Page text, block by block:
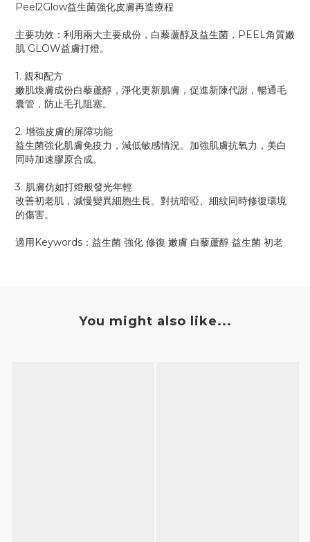
Peel2Glow益生菌強化皮膚再造療程
主要功效：利用兩大主要成份，白藜蘆醇及益生菌，PEEL角質嫩
肌 GLOW益膚打燈。
1. 親和配方
嫩肌煥膚成份白藜蘆醇，淨化更新肌膚，促進新陳代謝，暢通毛
囊管，防止毛孔阻塞。
2. 增強皮膚的屏障功能
益生菌強化肌膚免疫力，減低敏感情況。加強肌膚抗氧力，美白
同時加速膠原合成。
3. 肌膚仿如打燈般發光年輕
改善初老肌，減慢變異細胞生長。對抗暗啞、細紋同時修復環境
的傷害。
適用Keywords：益生菌 強化 修復 嫩膚 白藜蘆醇 益生菌 初老
You might also like...